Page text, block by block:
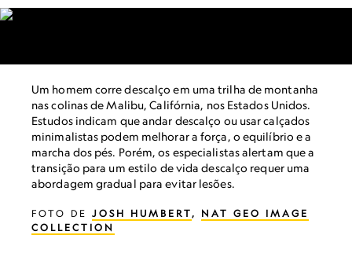
Um homem corre descalço em uma trilha de montanha
nas colinas de Malibu, Califórnia, nos Estados Unidos.
Estudos indicam que andar descalço ou usar calçados
minimalistas podem melhorar a força, o equilíbrio e a
marcha dos pés. Porém, os especialistas alertam que a
transição para um estilo de vida descalço requer uma
abordagem gradual para evitar lesões.
FOTO DE JOSH HUMBERT, NAT GEO IMAGE
COLLECTION